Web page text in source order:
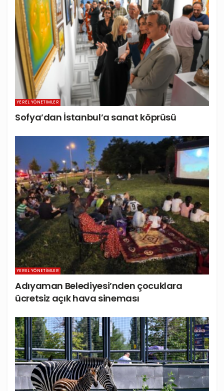
YEREL YÖNETIMLER
Sofya’dan İstanbul’a sanat köprüsü
YEREL YÖNETIMLER
Adıyaman Belediyesi’nden çocuklara
ücretsiz açık hava sineması